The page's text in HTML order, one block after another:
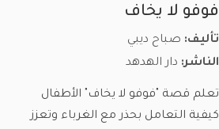
فوفو لا يخاف
تأليف: صباح ديبي
الناشر: دار الهدهد
تعلم قصة "فوفو لا يخاف" الأطفال
كيفية التعامل بحذر مع الغرباء وتعزز